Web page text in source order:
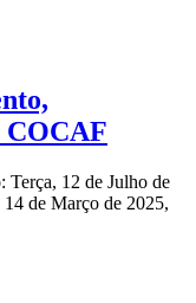
COCAF
Terça, 12 de Julho de
de Março de 2025,